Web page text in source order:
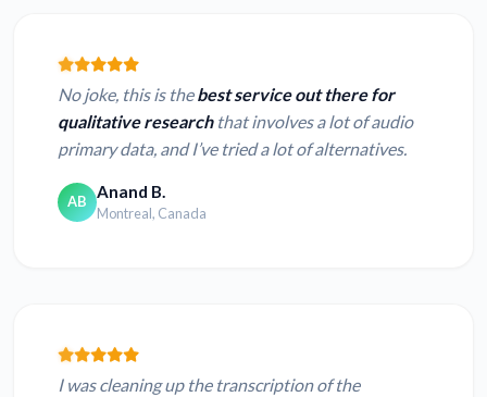
No joke, this is thebest service out there for
qualitative researchthat involves a lot of audio
primary data, and I’ve tried a lot of alternatives.
AB Anand B.
Montreal, Canada
I was cleaning up the transcription of the